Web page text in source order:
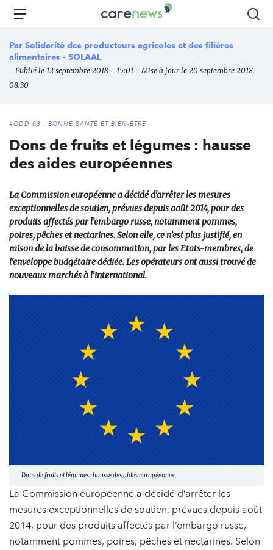
Aller
principal
Carenews,
média
acteurs
Menu
Par Solidarité des producteurs agricoles et des filières
alimentaires - SOLAAL
- Publié le 12 septembre 2018 - 15:01 - Mise à jour le 20 septembre 2018 -
08:30
#ODD 03 : BONNE SANTÉ ET BIEN-ÊTRE
Dons de fruits et légumes : hausse
des aides européennes
La Commission européenne a décidé d’arrêter les mesures
exceptionnelles de soutien, prévues depuis août 2014, pour des
produits affectés par l’embargo russe, notamment pommes,
poires, pêches et nectarines. Selon elle, ce n’est plus justifié, en
raison de la baisse de consommation, par les Etats-membres, de
l’enveloppe budgétaire dédiée. Les opérateurs ont aussi trouvé de
nouveaux marchés à l’international.
Dons de fruits et légumes : hausse des aides européennes
La Commission européenne a décidé d’arrêter les
mesures exceptionnelles de soutien, prévues depuis août
2014, pour des produits affectés par l’embargo russe,
notamment pommes, poires, pêches et nectarines. Selon